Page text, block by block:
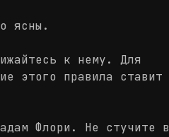
ясны.
к нему. Для
этого правила ставит
Флори. Не стучите в